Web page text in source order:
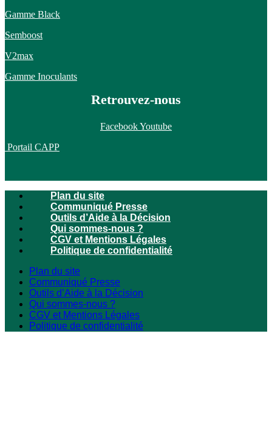
Gamme Black
Semboost
V2max
Gamme Inoculants
Retrouvez-nous
FacebookYoutube
Portail CAPP
Plan du site
Communiqué Presse
Outils d’Aide à la Décision
Qui sommes-nous ?
CGV et Mentions Légales
Politique de confidentialité
Plan du site
Communiqué Presse
Outils d’Aide à la Décision
Qui sommes-nous ?
CGV et Mentions Légales
Politique de confidentialité